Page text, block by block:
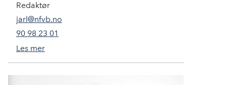
Redaktør
jarl@nfvb.no
90 98 23 01
Les mer